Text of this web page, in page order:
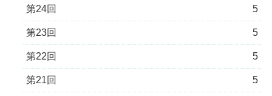
第24回 5
第23回 5
第22回 5
第21回 5